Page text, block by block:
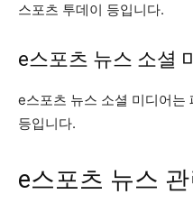
스포츠 투데이 등입니다.
e스포츠 뉴스 소셜
e스포츠 뉴스 소셜 미디어는
등입니다.
e스포츠 뉴스